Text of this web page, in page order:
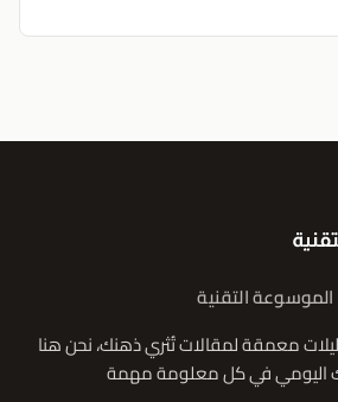
الموسوعة التقنية
معمقة لمقالات تُثري ذهنك، نحن هنا
اليومي في كل معلومة مهمة